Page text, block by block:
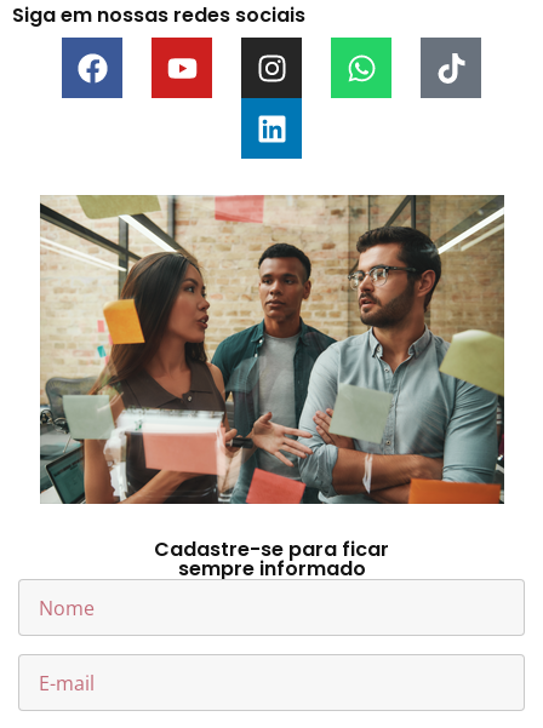
Siga em nossas redes sociais
Cadastre-se para ficar
sempre informado